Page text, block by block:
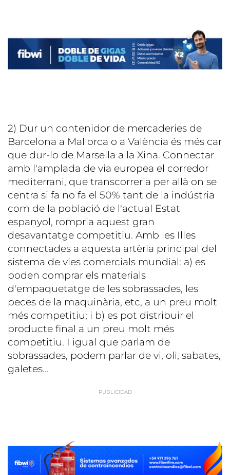
2) Dur un contenidor de mercaderies de
Barcelona a Mallorca o a València és més car
que dur-lo de Marsella a la Xina. Connectar
amb l'amplada de via europea el corredor
mediterrani, que transcorreria per allà on se
centra si fa no fa el 50% tant de la indústria
com de la població de l'actual Estat
espanyol, rompria aquest gran
desavantatge competitiu. Amb les Illes
connectades a aquesta artèria principal del
sistema de vies comercials mundial: a) es
poden comprar els materials
d'empaquetatge de les sobrassades, les
peces de la maquinària, etc, a un preu molt
més competitiu; i b) es pot distribuir el
producte final a un preu molt més
competitiu. I igual que parlam de
sobrassades, podem parlar de vi, oli, sabates,
galetes...